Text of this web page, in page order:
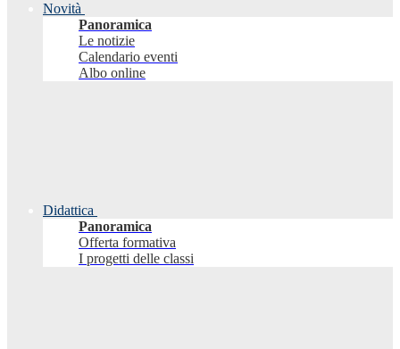
Novità
Panoramica
Le notizie
Calendario eventi
Albo online
Didattica
Panoramica
Offerta formativa
I progetti delle classi